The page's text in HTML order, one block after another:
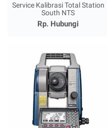
Service Kalibrasi Total Station
South NTS
Rp. Hubungi